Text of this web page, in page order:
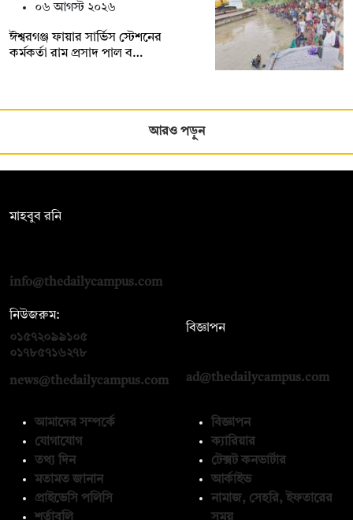
০৬ আগস্ট ২০২৬
ঈশ্বরগঞ্জ ফায়ার সার্ভিস স্টেশনের
কর্মকর্তা রাম প্রসাদ পাল ব…
আরও পড়ুন
মাহবুব রনি
info@thedailycampus.com
নিউজরুম:
০১৫৭২০৯৯১০৫
০১৭৮৫৭১৬২৭৮
news@thedailycampus.com
বিজ্ঞাপন
ad@thedailycampus.com
আমাদের সম্পর্কে
যোগাযোগ
তথ্য দিন
মতামত জানান
প্রাইভেসি পলিসি
বিজ্ঞাপন
ক্যারিয়ার
টেক্সট কনভার্টার
আর্কাইভ
নামাজ, সেহরি, ইফতারের